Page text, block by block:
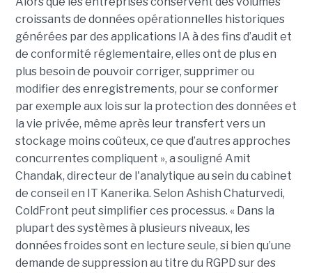
croissants de données opérationnelles historiques
générées par des applications IA à des fins d’audit et
de conformité réglementaire, elles ont de plus en
plus besoin de pouvoir corriger, supprimer ou
modifier des enregistrements, pour se conformer
par exemple aux lois sur la protection des données et
la vie privée, même après leur transfert vers un
stockage moins coûteux, ce que d’autres approches
concurrentes compliquent », a souligné Amit
Chandak, directeur de l'analytique au sein du cabinet
de conseil en IT Kanerika. Selon Ashish Chaturvedi,
ColdFront peut simplifier ces processus. « Dans la
plupart des systèmes à plusieurs niveaux, les
données froides sont en lecture seule, si bien qu’une
demande de suppression au titre du RGPD sur des